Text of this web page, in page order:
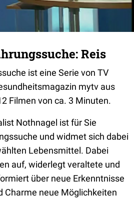
Reis
ist eine Serie von TV
mytv aus
Filmen von ca. 3 Minuten.
Nothnagel ist für Sie
und widmet sich dabei
Lebensmittel. Dabei
auf, widerlegt veraltete und
über neue Erkenntnisse
Charme neue Möglichkeiten